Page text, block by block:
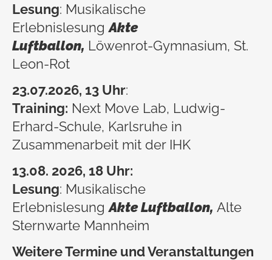
Lesung: Musikalische
ErlebnislesungAkte
Luftballon, Löwenrot-Gymnasium, St.
Leon-Rot
23.07.2026, 13 Uhr:
Training: Next Move Lab, Ludwig-
Erhard-Schule, Karlsruhe in
Zusammenarbeit mit der IHK
13.08. 2026, 18 Uhr:
Lesung: Musikalische
ErlebnislesungAkte Luftballon, Alte
Sternwarte Mannheim
Weitere Termine und Veranstaltungen